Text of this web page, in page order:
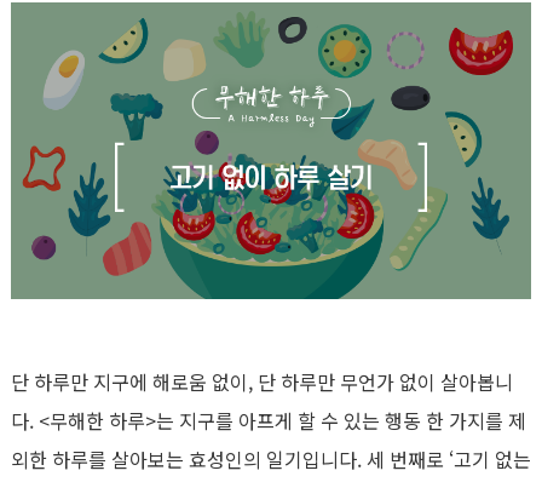
단 하루만 지구에 해로움 없이, 단 하루만 무언가 없이 살아봅니
다. <무해한 하루>는 지구를 아프게 할 수 있는 행동 한 가지를 제
외한 하루를 살아보는 효성인의 일기입니다. 세 번째로 ‘고기 없는